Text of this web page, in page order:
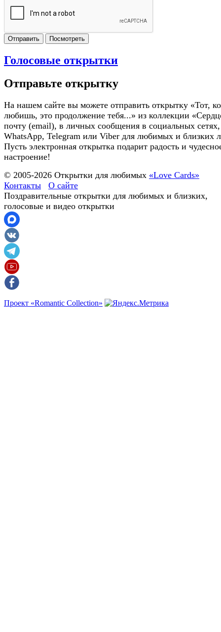
Отправить Посмотреть
Голосовые открытки
Отправьте открытку
На нашем сайте вы можете отправить открытку «Тот,
любишь, это продолжение тебя...» из коллекции
почту (email), в личных сообщения в социальных
WhatsApp, Telegram или Viber для любимых и близких
Пусть электронная открытка подарит радость и
настроение!
© 2005-2026 Открытки для любимых «Love Cards»
Контакты
О сайте
Поздравительные открытки для любимых и близких,
голосовые и видео открытки
Проект «Romantic Collection»